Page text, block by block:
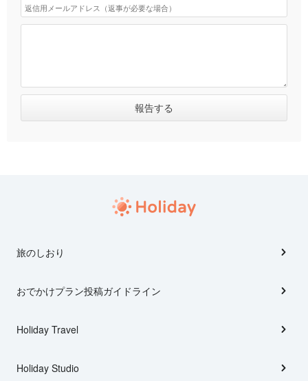
旅のしおり
おでかけプラン投稿ガイドライン
Holiday Travel
Holiday Studio